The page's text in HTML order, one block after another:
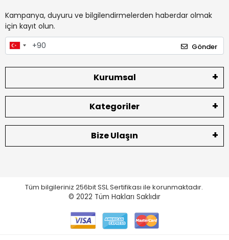
Kampanya, duyuru ve bilgilendirmelerden haberdar olmak
için kayıt olun.
Gönder
Kurumsal
Kategoriler
Bize Ulaşın
Tüm bilgileriniz 256bit SSL Sertifikası ile korunmaktadır.
© 2022 Tüm Hakları Saklıdır